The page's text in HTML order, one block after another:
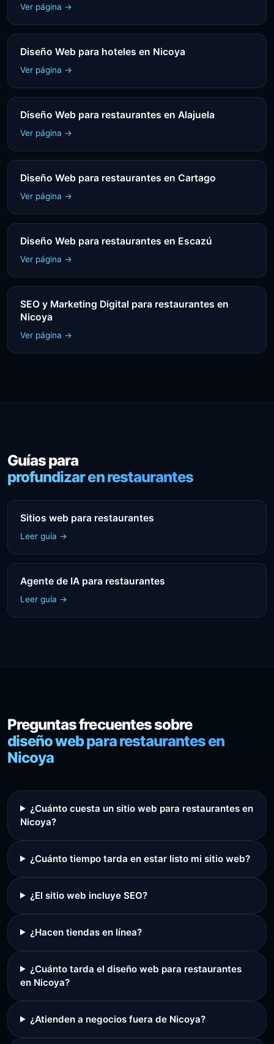
Ver página →
Diseño Web para hoteles en Nicoya
Ver página →
Diseño Web para restaurantes en Alajuela
Ver página →
Diseño Web para restaurantes en Cartago
Ver página →
Diseño Web para restaurantes en Escazú
Ver página →
SEO y Marketing Digital para restaurantes en
Nicoya
Ver página →
Guías para
profundizar en restaurantes
Sitios web para restaurantes
Leer guía →
Agente de IA para restaurantes
Leer guía →
Preguntas frecuentes sobre
diseño web para restaurantes en
Nicoya
¿Cuánto cuesta un sitio web para restaurantes en
Nicoya?
¿Cuánto tiempo tarda en estar listo mi sitio web?
¿El sitio web incluye SEO?
¿Hacen tiendas en línea?
¿Cuánto tarda el diseño web para restaurantes
en Nicoya?
¿Atienden a negocios fuera de Nicoya?